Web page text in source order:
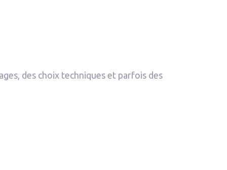
des choix techniques et parfois des